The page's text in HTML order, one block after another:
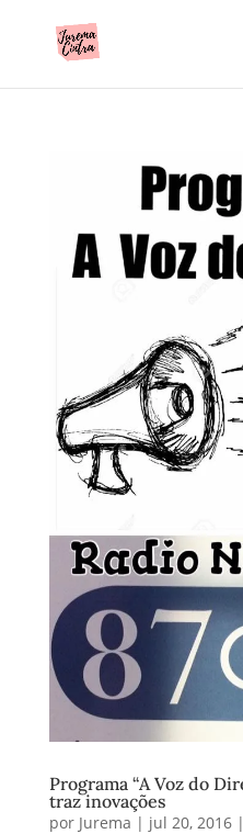
Programa “A Voz do
traz inovações
por Jurema | jul 20, 2016|